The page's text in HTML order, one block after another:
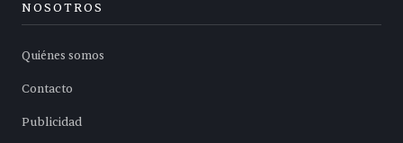
NOSOTROS
Quiénes somos
Contacto
Publicidad